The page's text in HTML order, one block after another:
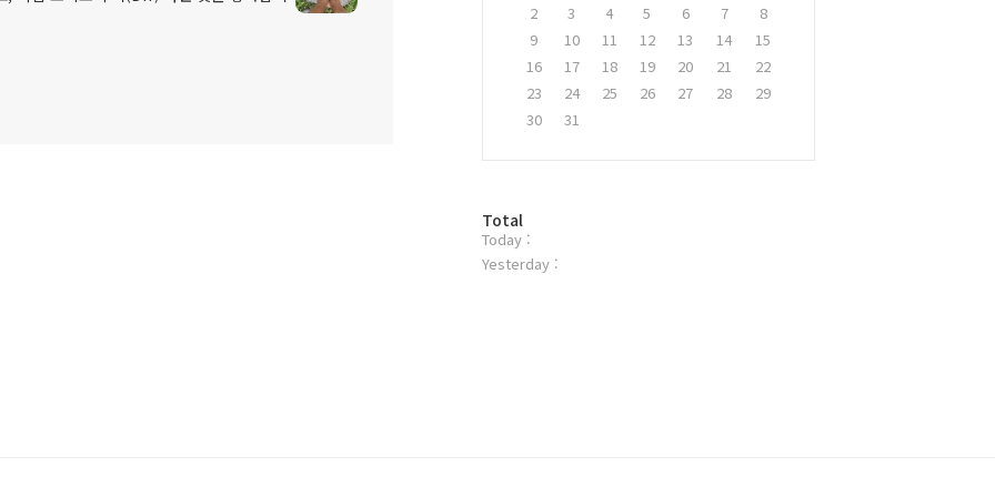
2
3 4 5 6 7
8
9
10 11 12 13 14
15
16
17 18 19 20 21
22
23
24 25 26 27 28
29
30
31
방
문
자
Total
Today :
Yesterday :